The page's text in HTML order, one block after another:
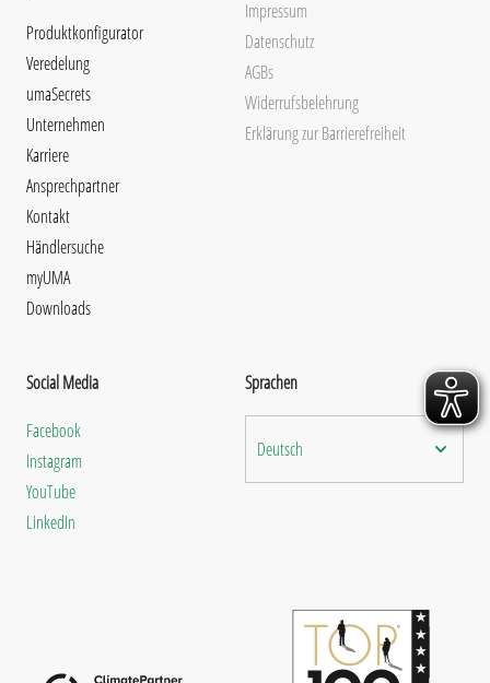
Produktkonfigurator
Veredelung
umaSecrets
Unternehmen
Karriere
Ansprechpartner
Kontakt
Händlersuche
myUMA
Downloads
Impressum
Datenschutz
AGBs
Widerrufsbelehrung
Erklärung zur Barrierefreiheit
Social Media
Facebook
Instagram
YouTube
LinkedIn
Sprachen
Deutsch